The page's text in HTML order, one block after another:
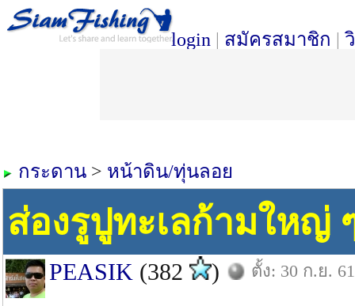
login | สมัครสมาชิก |
กระดาน > หน้าดิน/ทุ่นลอย
ส่องรูปูทะเลก้ามใหญ่
PEASIK (382 ) ตั้ง: 30 ก.ย. 61